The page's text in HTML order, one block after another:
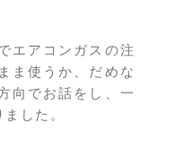
エアコンガスの注
ま使うか、だめな
向でお話をし、一
した。